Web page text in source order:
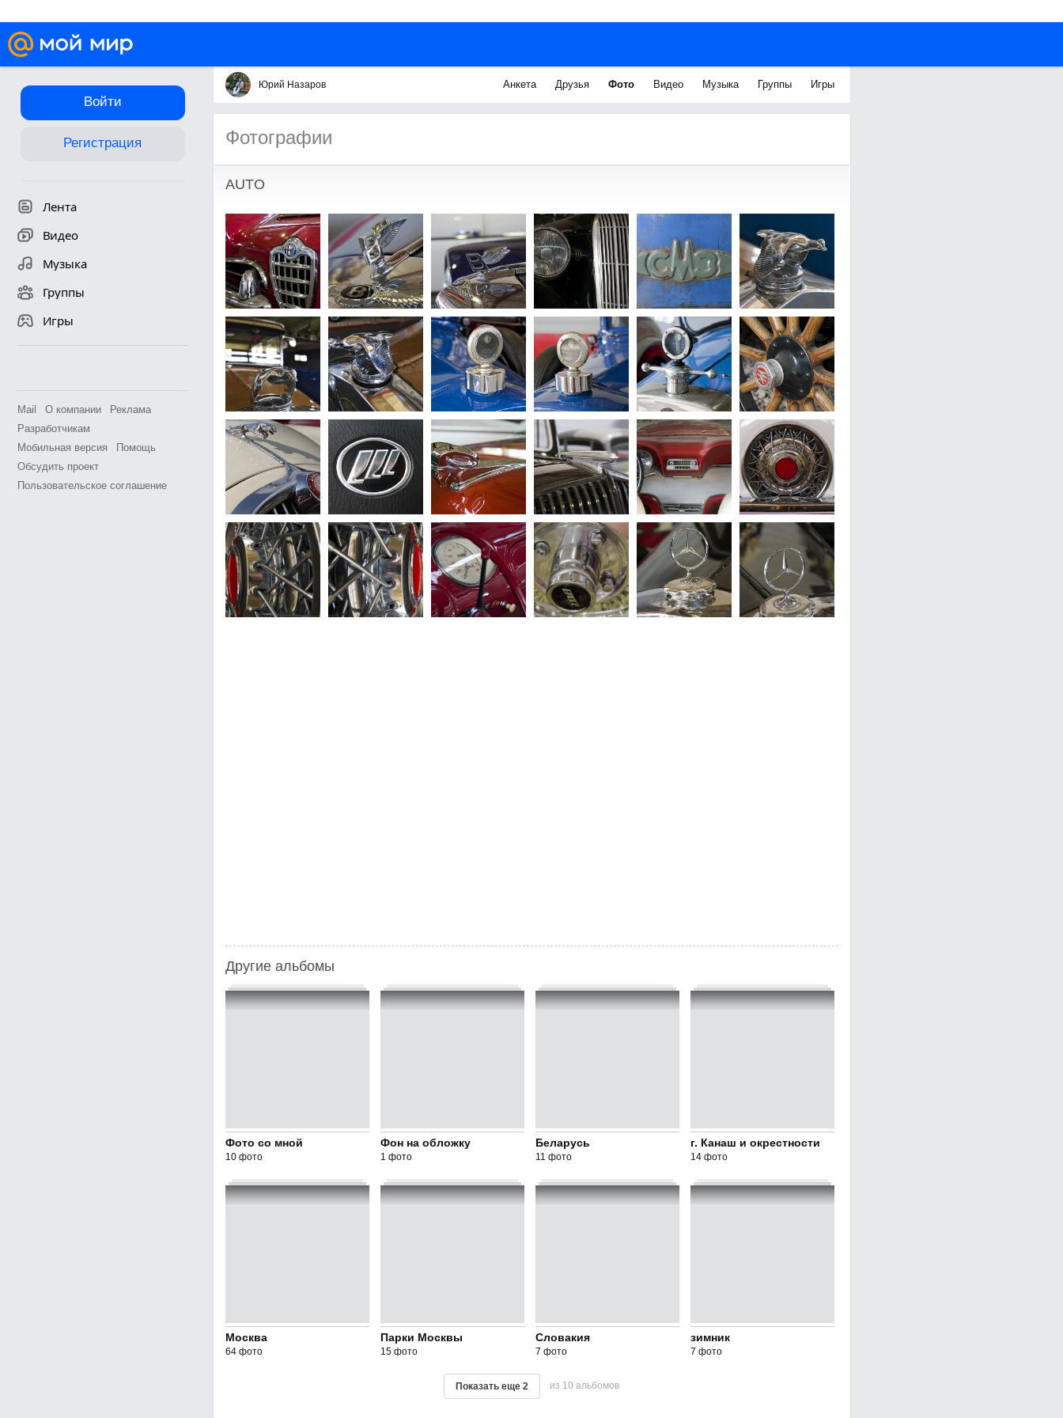
Войти
Регистрация
Лента
Видео
Музыка
Группы
Игры
Mail О компании
Реклама
Разработчикам
Мобильная версия
Помощь
Обсудить проект
Пользовательское соглашение
Юрий Назаров Анкета Друзья Фото Видео Музыка Группы Игры
Фотографии
AUTO
Другие альбомы
Фото со мной
10 фото
Фон на обложку
1 фото
Беларусь
11 фото
г. Канаш и окрестности
14 фото
Москва
64 фото
Парки Москвы
15 фото
Словакия
7 фото
зимник
7 фото
Показать еще 2 из 10 альбомов